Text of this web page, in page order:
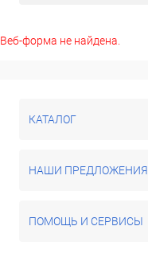
Веб-форма не найдена.
КАТАЛОГ
НАШИ ПРЕДЛОЖЕНИЯ
ПОМОЩЬ И СЕРВИСЫ